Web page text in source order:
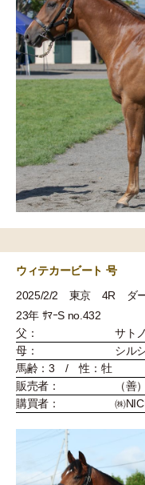
ウィテカービート 号
2025/2/2 東京 4R ダ
23年 ｻﾏｰS no.432
父：
サト
母：
シル
馬齢：3 / 性：牡
販売者：
（善
購買者：
㈱